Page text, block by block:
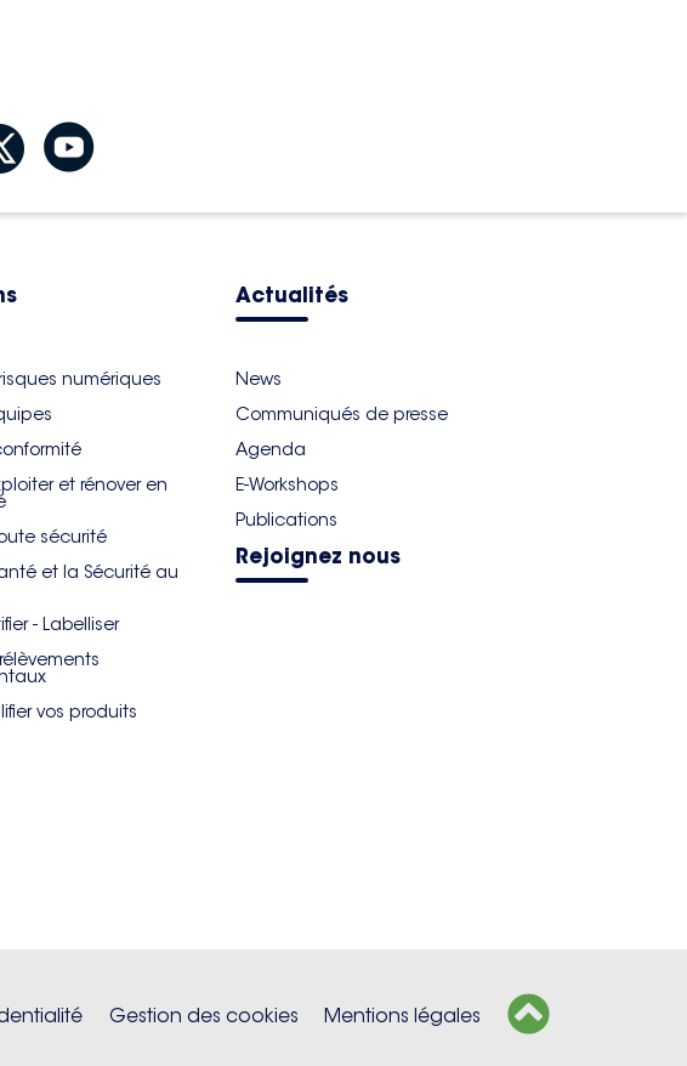
numériques
et rénover en
sécurité
et la Sécurité au
- Labelliser
vos produits
Actualités
News
Communiqués de presse
Agenda
E-Workshops
Publications
Rejoignez nous
Gestion des cookies Mentions légales